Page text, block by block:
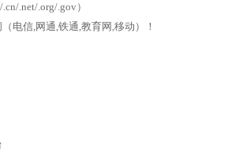
.net/.org/.gov）
（电信,网通,铁通,教育网,移动）！